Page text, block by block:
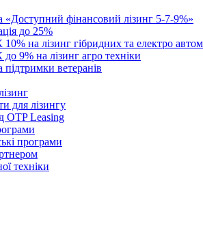
«Доступний фінансовий лізинг 5-7-9%»
до 25%
на лізинг гібридних та електро
9% на лізинг агро техніки
ветеранів
для лізингу
OTP Leasing
програми
техніки